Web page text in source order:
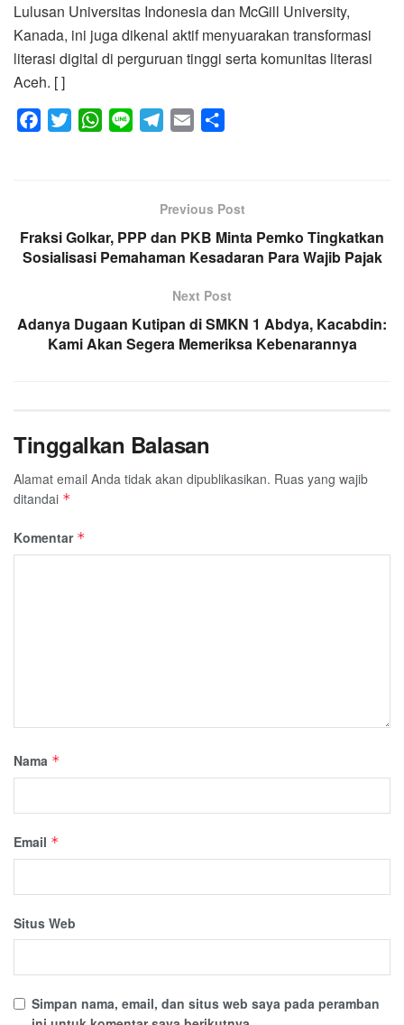
Lulusan Universitas Indonesia dan McGill University,
Kanada, ini juga dikenal aktif menyuarakan transformasi
literasi digital di perguruan tinggi serta komunitas literasi
Aceh. [ ]
o
o
e
r
W
A
p
g
r
a
l
e
Previous Post
Fraksi Golkar, PPP dan PKB Minta Pemko Tingkatkan
Sosialisasi Pemahaman Kesadaran Para Wajib Pajak
Next Post
Adanya Dugaan Kutipan di SMKN 1 Abdya, Kacabdin:
Kami Akan Segera Memeriksa Kebenarannya
Tinggalkan Balasan
Alamat email Anda tidak akan dipublikasikan. Ruas yang wajib
ditandai *
Komentar *
Nama *
Email *
Situs Web
Simpan nama, email, dan situs web saya pada peramban